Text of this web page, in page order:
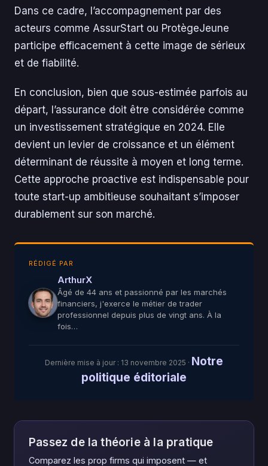
Dans ce cadre, l’accompagnement par des
acteurs comme AssurStart ou ProtègeJeune
participe efficacement à cette image de sérieux
et de fiabilité.
En conclusion, bien que sous-estimée parfois au
départ, l’assurance doit être considérée comme
un investissement stratégique en 2024. Elle
devient un levier de croissance et un élément
déterminant de réussite à moyen et long terme.
Cette approche proactive est indispensable pour
toute start-up ambitieuse souhaitant s’imposer
durablement sur son marché.
RÉDIGÉ PAR
ArthurX
Âgé de 44 ans et passionné par les marchés
financiers, j'exerce le métier de trader
professionnel depuis plus de vingt ans. À la
fois…
Dernière mise à jour : 13 novembre 2025 · Notre
politique éditoriale
Passez de la théorie à la pratique
Comparez les prop firms qui imposent — et